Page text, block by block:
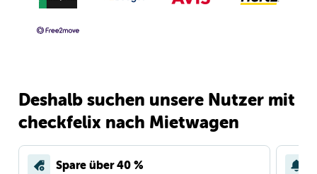
Deshalb suchen unsere Nutzer mit
checkfelix nach Mietwagen
Spare über 40 %